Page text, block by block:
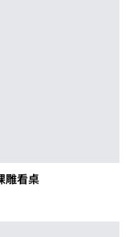
雕看桌